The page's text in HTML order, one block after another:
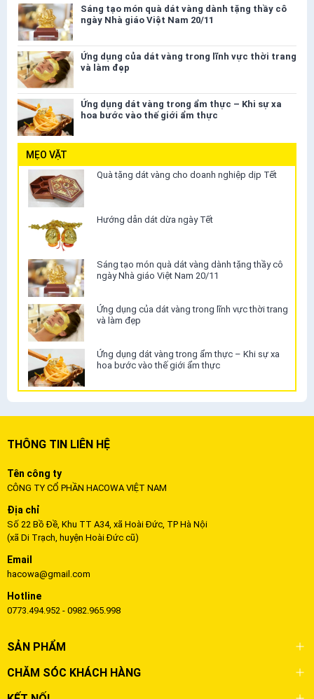
Sáng tạo món quà dát vàng dành tặng thầy cô
ngày Nhà giáo Việt Nam 20/11
Ứng dụng của dát vàng trong lĩnh vực thời trang
và làm đẹp
Ứng dụng dát vàng trong ẩm thực – Khi sự xa
hoa bước vào thế giới ẩm thực
MẸO VẶT
Quà tặng dát vàng cho doanh nghiệp dịp Tết
Hướng dẫn dát dừa ngày Tết
Sáng tạo món quà dát vàng dành tặng thầy cô
ngày Nhà giáo Việt Nam 20/11
Ứng dụng của dát vàng trong lĩnh vực thời trang
và làm đẹp
Ứng dụng dát vàng trong ẩm thực – Khi sự xa
hoa bước vào thế giới ẩm thực
THÔNG TIN LIÊN HỆ
Tên công ty
CÔNG TY CỔ PHẦN HACOWA VIỆT NAM
Địa chỉ
Số 22 Bồ Đề, Khu TT A34, xã Hoài Đức, TP Hà Nội
(xã Di Trạch, huyện Hoài Đức cũ)
Email
hacowa@gmail.com
Hotline
0773.494.952 - 0982.965.998
SẢN PHẨM
CHĂM SÓC KHÁCH HÀNG